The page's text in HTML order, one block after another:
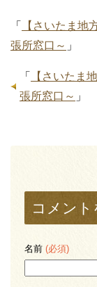
「
【さいたま地
張所窓口～ 」
「
【さいたま
張所窓口～ 」
コメント
名前 (必須)